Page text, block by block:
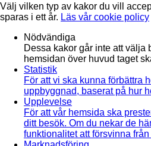
Välj vilken typ av kakor du vill
sparas i ett år. Läs vår cookie policy
Nödvändiga
Dessa kakor går inte att välja
hemsidan över huvud taget
Statistik
För att vi ska kunna förbättra
uppbyggnad, baserat på hur
Upplevelse
För att vår hemsida ska
ditt besök. Om du nekar de
funktionalitet att försvinna